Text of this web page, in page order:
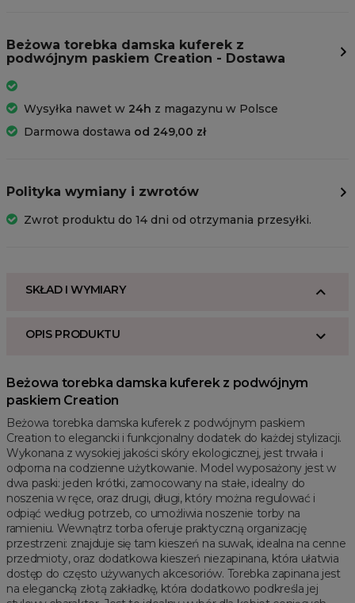
Beżowa torebka damska kuferek z
podwójnym paskiem Creation - Dostawa
Wysyłka nawet w 24h z magazynu w Polsce
Darmowa dostawa od 249,00 zł
Polityka wymiany i zwrotów
Zwrot produktu do 14 dni od otrzymania przesyłki.
SKŁAD I WYMIARY
OPIS PRODUKTU
Beżowa torebka damska kuferek z podwójnym
paskiem Creation
Beżowa torebka damska kuferek z podwójnym paskiem
Creation to elegancki i funkcjonalny dodatek do każdej stylizacji.
Wykonana z wysokiej jakości skóry ekologicznej, jest trwała i
odporna na codzienne użytkowanie. Model wyposażony jest w
dwa paski: jeden krótki, zamocowany na stałe, idealny do
noszenia w ręce, oraz drugi, długi, który można regulować i
odpiąć według potrzeb, co umożliwia noszenie torby na
ramieniu. Wewnątrz torba oferuje praktyczną organizację
przestrzeni: znajduje się tam kieszeń na suwak, idealna na cenne
przedmioty, oraz dodatkowa kieszeń niezapinana, która ułatwia
dostęp do często używanych akcesoriów. Torebka zapinana jest
na elegancką złotą zakładkę, która dodatkowo podkreśla jej